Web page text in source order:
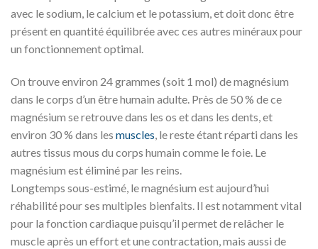
avec le sodium, le calcium et le potassium, et doit donc être
présent en quantité équilibrée avec ces autres minéraux pour
un fonctionnement optimal.
On trouve environ 24 grammes (soit 1 mol) de magnésium
dans le corps d’un être humain adulte. Près de 50 % de ce
magnésium se retrouve dans les os et dans les dents, et
environ 30 % dans les muscles, le reste étant réparti dans les
autres tissus mous du corps humain comme le foie. Le
magnésium est éliminé par les reins.
Longtemps sous-estimé, le magnésium est aujourd’hui
réhabilité pour ses multiples bienfaits. Il est notamment vital
pour la fonction cardiaque puisqu’il permet de relâcher le
muscle après un effort et une contractation, mais aussi de